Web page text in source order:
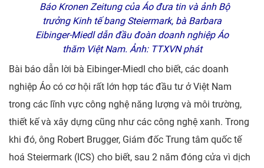
Báo Kronen Zeitung của Áo đưa tin và ảnh Bộ
trưởng Kinh tế bang Steiermark, bà Barbara
Eibinger-Miedl dẫn đầu đoàn doanh nghiệp Áo
thăm Việt Nam. Ảnh: TTXVN phát
Bài báo dẫn lời bà Eibinger-Miedl cho biết, các doanh
nghiệp Áo có cơ hội rất lớn hợp tác đầu tư ở Việt Nam
trong các lĩnh vực công nghệ năng lượng và môi trường,
thiết kế và xây dựng cũng như các công nghệ xanh. Trong
khi đó, ông Robert Brugger, Giám đốc Trung tâm quốc tế
hoá Steiermark (ICS) cho biết, sau 2 năm đóng cửa vì dịch